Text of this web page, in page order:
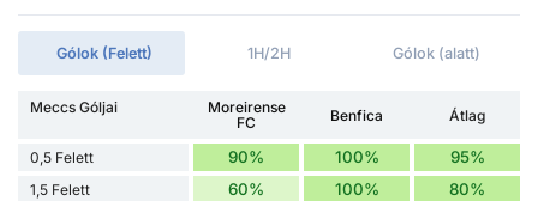
Gólok (Felett) 1H/2H Gólok (alatt)
Meccs Góljai
Moreirense
FC
Benfica Átlag
0,5 Felett 90% 100% 95%
1,5 Felett 60% 100% 80%